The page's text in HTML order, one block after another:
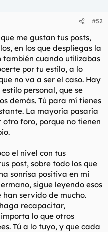
#52
me gustan tus posts,
en los que despliegas la
cuando utilizabas
por tu estilo, a lo
no va a ser el caso. Hay
personal, que se
demás. Tú para mí tienes
La mayoría pasaría
foro, porque no tienen
el nivel con tus
post, sobre todo los que
sonrisa positiva en mi
sigue leyendo esos
han servido de mucho.
recapacitar,
lo que otros
Tú a lo tuyo, y que cada